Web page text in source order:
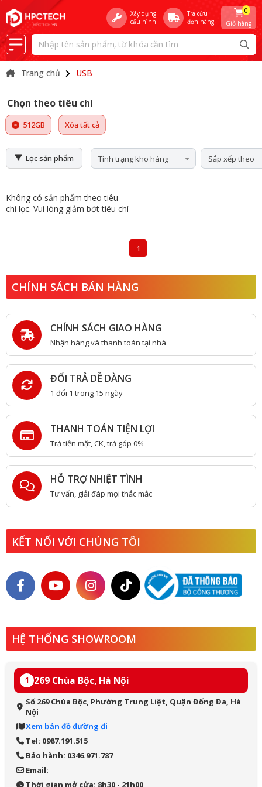
Xây dựng
cấu hình
Tra cứu
đơn hàng
Giỏ hàng
0
Trang chủ USB
Chọn theo tiêu chí
512GB Xóa tất cả
Lọc sản phẩm Tình trạng kho hàng Sắp xếp theo
Không có sản phẩm theo tiêu
chí lọc. Vui lòng giảm bớt tiêu chí
1
CHÍNH SÁCH BÁN HÀNG
CHÍNH SÁCH GIAO HÀNG
Nhận hàng và thanh toán tại nhà
ĐỔI TRẢ DỄ DÀNG
1 đổi 1 trong 15 ngày
THANH TOÁN TIỆN LỢI
Trả tiền mặt, CK, trả góp 0%
HỖ TRỢ NHIỆT TÌNH
Tư vấn, giải đáp mọi thắc mắc
KẾT NỐI VỚI CHÚNG TÔI
HỆ THỐNG SHOWROOM
1 269 Chùa Bộc, Hà Nội
Số 269 Chùa Bộc, Phường Trung Liệt, Quận Đống Đa, Hà
Nội
Xem bản đồ đường đi
Tel: 0987.191.515
Bảo hành: 0346.971.787
Email:
Thời gian mở cửa: 8h30 - 21h00